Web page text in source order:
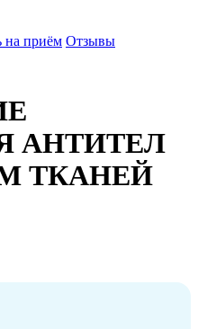
АНТИТЕЛ
ТКАНЕЙ
на приём Отзывы